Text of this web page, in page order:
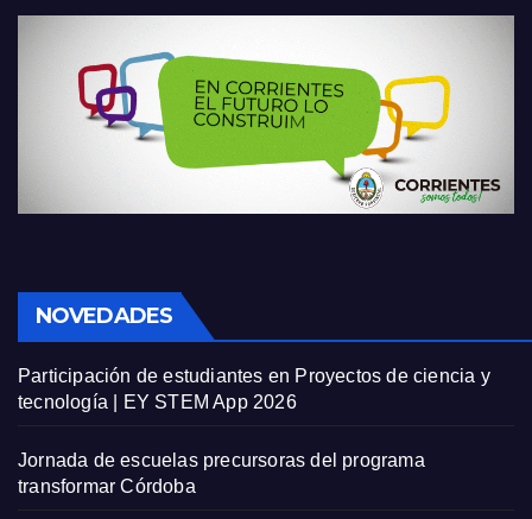
NOVEDADES
Participación de estudiantes en Proyectos de ciencia y
tecnología | EY STEM App 2026
Jornada de escuelas precursoras del programa
transformar Córdoba